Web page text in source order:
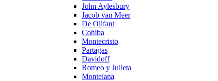
John Aylesbury
Jacob van Meer
De Olifant
Cohiba
Montecristo
Partagas
Davidoff
Romeo y Julieta
Montelana